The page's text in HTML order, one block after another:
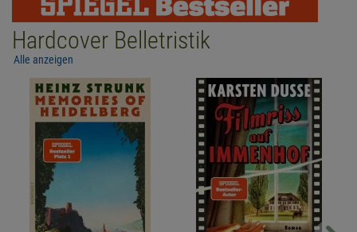
Hardcover Belletristik
Alle anzeigen